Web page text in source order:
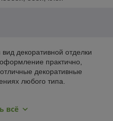
декоративной отделки
практично,
декоративные
любого типа.
всё